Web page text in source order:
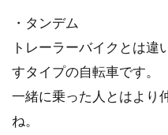
・タンデム
トレーラーバイクとは違
すタイプの自転車です。
一緒に乗った人とはより
ね。